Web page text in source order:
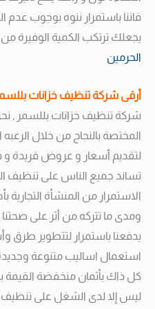
فاننا باستمرار ننوه بوجوب عدم
يجعلك ترتكب الكمية الوفيرة
الحرمين
أرقى شركة تنظيف خزانات
شركة تنظيف خزانات بللسمر ,
المختصة بالنجاح من خلال الرغبه
لتقديم أسعار و عروض فريدة و
تساند جميع الناس على تنظيف
الاستمرار من المنشأة التجارية
ومدى ما تتركه من أثر على
يدفعنا باستمرار لتتطوير طرق
استعمال اساليب متنوعة
كل ذاك بأثمان منخفضة القيمة
ليس إلا لدى الشغل على تنظيف